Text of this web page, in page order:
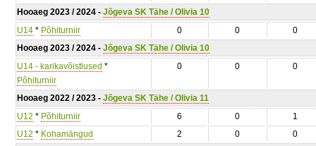
Hooaeg 2023 / 2024 - Jõgeva SK Tähe / Olivia 10
U14 * Põhiturniir 0 0
0
Hooaeg 2023 / 2024 - Jõgeva SK Tähe / Olivia 10
U14 - karikavõistlused *
Põhiturniir
0 0 0
Hooaeg 2022 / 2023 - Jõgeva SK Tähe / Olivia 11
U12 * Põhiturniir 6 0
1
U12 * Kohamängud 2 0
0